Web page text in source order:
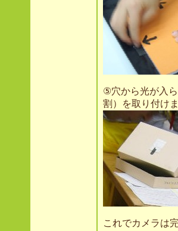
⑤穴から光が入
割）を取り付け
これでカメラは